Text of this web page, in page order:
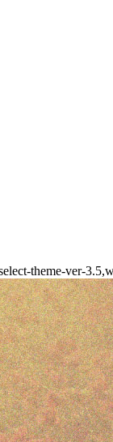
theme-ver-